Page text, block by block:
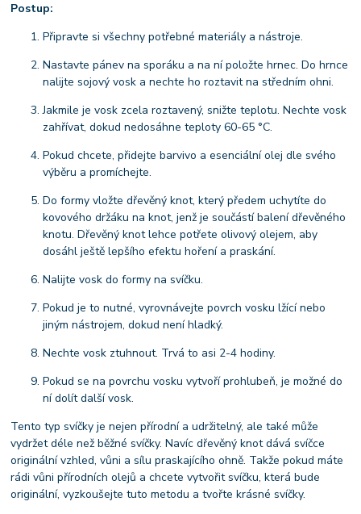
Postup:
Připravte si všechny potřebné materiály a nástroje.
Nastavte pánev na sporáku a na ní položte hrnec. Do hrnce
nalijte sojový vosk a nechte ho roztavit na středním ohni.
Jakmile je vosk zcela roztavený, snižte teplotu. Nechte vosk
zahřívat, dokud nedosáhne teploty 60-65 °C.
Pokud chcete, přidejte barvivo a esenciální olej dle svého
výběru a promíchejte.
Do formy vložte dřevěný knot, který předem uchytíte do
kovového držáku na knot, jenž je součástí balení dřevěného
knotu. Dřevěný knot lehce potřete olivový olejem, aby
dosáhl ještě lepšího efektu hoření a praskání.
Nalijte vosk do formy na svíčku.
Pokud je to nutné, vyrovnávejte povrch vosku lžící nebo
jiným nástrojem, dokud není hladký.
Nechte vosk ztuhnout. Trvá to asi 2-4 hodiny.
Pokud se na povrchu vosku vytvoří prohlubeň, je možné do
ní dolít další vosk.
Tento typ svíčky je nejen přírodní a udržitelný, ale také může
vydržet déle než běžné svíčky. Navíc dřevěný knot dává svíčce
originální vzhled, vůni a sílu praskajícího ohně. Takže pokud máte
rádi vůni přírodních olejů a chcete vytvořit svíčku, která bude
originální, vyzkoušejte tuto metodu a tvořte krásné svíčky.